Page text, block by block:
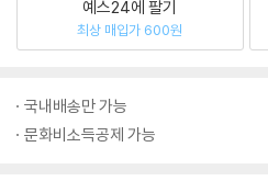
예스24에 팔기
최상 매입가 600원
국내배송만 가능
문화비소득공제 가능